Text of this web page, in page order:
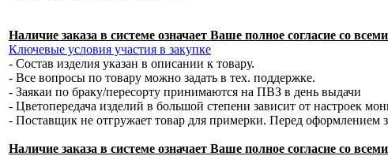
Наличие заказа в системе означает Ваше полное согласие со
Ключевые условия участия в закупке
- Состав изделия указан в описании к товару.
- Все вопросы по товару можно задать в тех. поддержке.
- Заякаи по браку/пересорту принимаются на ПВЗ в день выдачи
- Цветопередача изделий в большой степени зависит от настроек
- Поставщик не отгружает товар для примерки. Перед оформлением
Наличие заказа в системе означает Ваше полное согласие со